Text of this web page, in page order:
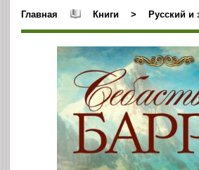
Главная Книги > Русский и